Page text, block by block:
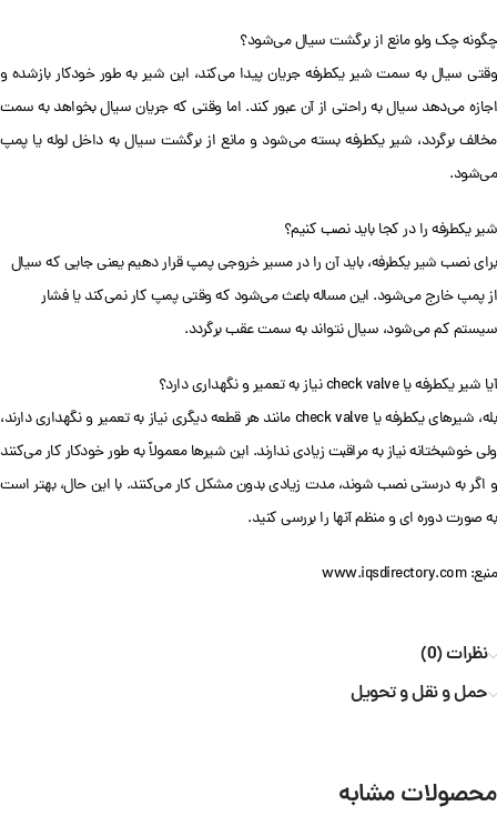
چگونه چک ولو مانع از برگشت سیال می‌شود؟
وقتی سیال به سمت شیر یکطرفه جریان پیدا می‌کند، این شیر به طور خودکار بازشده و
اجازه می‌دهد سیال به راحتی از آن عبور کند. اما وقتی که جریان سیال بخواهد به سمت
مخالف برگردد، شیر یکطرفه بسته می‌شود و مانع از برگشت سیال به داخل لوله یا پمپ
می‌شود.
شیر یکطرفه را در کجا باید نصب کنیم؟
برای نصب شیر یکطرفه، باید آن را در مسیر خروجی پمپ قرار دهیم یعنی جایی که سیال
از پمپ خارج می‌شود. این مساله باعث می‌شود که وقتی پمپ کار نمی‌کند یا فشار
سیستم کم می‌شود، سیال نتواند به سمت عقب برگردد.
آیا شیر یکطرفه یا check valve نیاز به تعمیر و نگهداری دارد؟
بله، شیرهای یکطرفه یا check valve مانند هر قطعه دیگری نیاز به تعمیر و نگهداری دارند،
ولی خوشبختانه نیاز به مراقبت زیادی ندارند. این شیرها معمولاً به طور خودکار کار می‌کنند
و اگر به درستی نصب شوند، مدت زیادی بدون مشکل کار می‌کنند. با این حال، بهتر است
به صورت دوره ای و منظم آنها را بررسی کنید.
منبع: www.iqsdirectory.com
نظرات (0)
حمل و نقل و تحویل
محصولات مشابه